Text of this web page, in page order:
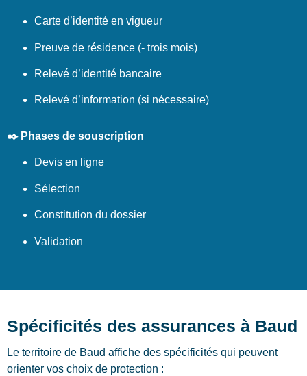
Carte d’identité en vigueur
Preuve de résidence (- trois mois)
Relevé d’identité bancaire
Relevé d’information (si nécessaire)
✒️ Phases de souscription
Devis en ligne
Sélection
Constitution du dossier
Validation
Spécificités des assurances à Baud
Le territoire de Baud affiche des spécificités qui peuvent
orienter vos choix de protection :